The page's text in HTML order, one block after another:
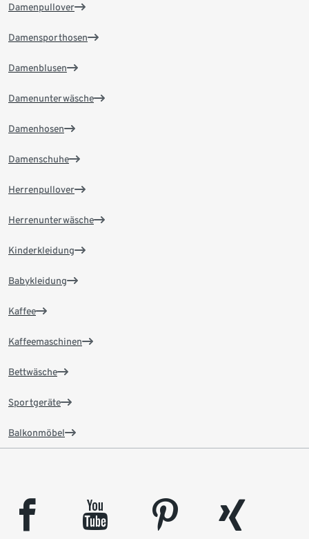
Damenpullover
Damensporthosen
Damenblusen
Damenunterwäsche
Damenhosen
Damenschuhe
Herrenpullover
Herrenunterwäsche
Kinderkleidung
Babykleidung
Kaffee
Kaffeemaschinen
Bettwäsche
Sportgeräte
Balkonmöbel
facebook youtube pinterest
xing